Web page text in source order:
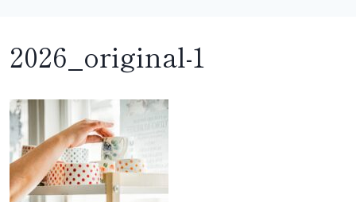
2026_original-1